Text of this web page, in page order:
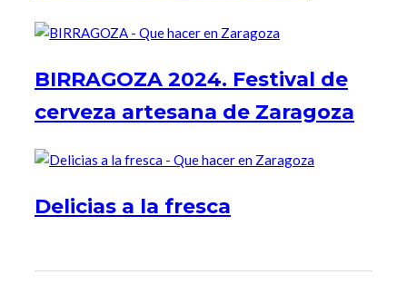
BIRRAGOZA 2024. Festival de
cerveza artesana de Zaragoza
Delicias a la fresca